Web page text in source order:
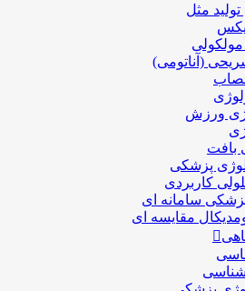
تولید مثل
(آناتومی)
ورزش
بافت
پزشکی
کاربردی
سامانه ای
مقایسه ای
شناسی